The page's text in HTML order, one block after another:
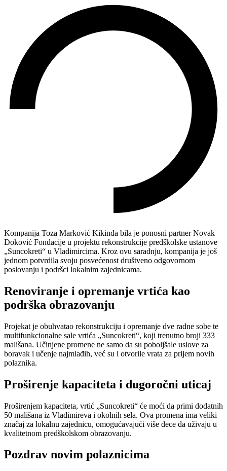
Kompanija Toza Marković Kikinda bila je ponosni partner Novak
Đoković Fondacije u projektu rekonstrukcije predškolske ustanove
„Suncokreti“ u Vladimircima. Kroz ovu saradnju, kompanija je još
jednom potvrdila svoju posvećenost društveno odgovornom
poslovanju i podršci lokalnim zajednicama.
Renoviranje i opremanje vrtića kao
podrška obrazovanju
Projekat je obuhvatao rekonstrukciju i opremanje dve radne sobe te
multifunkcionalne sale vrtića „Suncokreti“, koji trenutno broji 333
mališana. Učinjene promene ne samo da su poboljšale uslove za
boravak i učenje najmlađih, već su i otvorile vrata za prijem novih
polaznika.
Proširenje kapaciteta i dugoročni uticaj
Proširenjem kapaciteta, vrtić „Suncokreti“ će moći da primi dodatnih
50 mališana iz Vladimireva i okolnih sela. Ova promena ima veliki
značaj za lokalnu zajednicu, omogućavajući više dece da uživaju u
kvalitetnom predškolskom obrazovanju.
Pozdrav novim polaznicima